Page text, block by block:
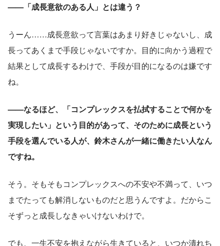
——「成長意欲のある人」とは違う？
うーん……成長意欲って言葉はあまり好きじゃないし、成
長ってあくまで手段じゃないですか。目的に向かう過程で
結果として成長するわけで、手段が目的になるのは嫌です
ね。
——なるほど、「コンプレックスを払拭することで何かを
実現したい」という目的があって、そのために成長という
手段を選んでいる人が、鈴木さんが一緒に働きたい人なん
ですね。
そう。そもそもコンプレックスへの不安や不満って、いつ
までたっても解消しないものだと思うんですよ。だからこ
そずっと成長しなきゃいけないわけで。
でも、一生不安を抱えながら生きていると、いつか潰れち